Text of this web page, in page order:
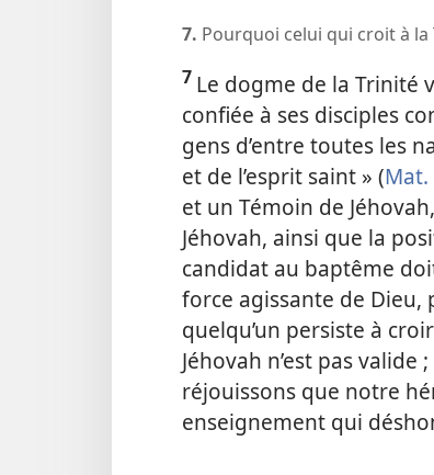
7. Pourquoi celui qui croit à
7 Le dogme de la Trinité
confiée à ses disciples
gens d’entre toutes les
et de l’esprit saint » (Mat.
et un Témoin de
Jéhovah, ainsi que la
candidat au baptême
force agissante de Dieu,
quelqu’un persiste à
Jéhovah n’est pas
réjouissons que notre
enseignement qui